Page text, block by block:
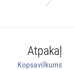
Atpakaļ
Kopsavilkums